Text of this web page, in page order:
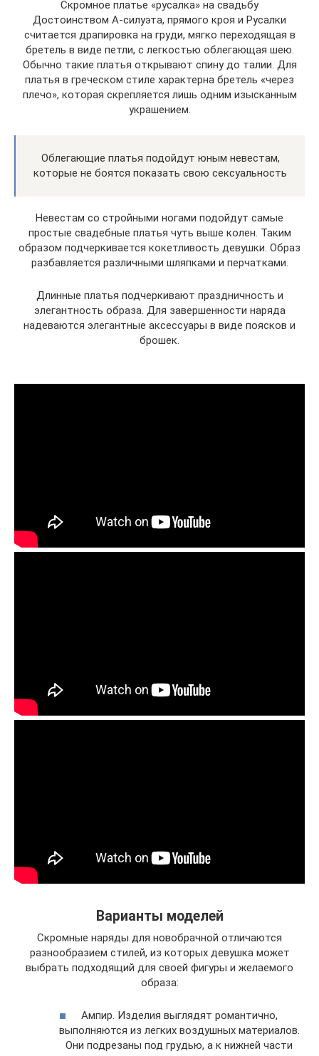
Скромное платье «русалка» на свадьбу
Достоинством А-силуэта, прямого кроя и Русалки
считается драпировка на груди, мягко переходящая в
бретель в виде петли, с легкостью облегающая шею.
Обычно такие платья открывают спину до талии. Для
платья в греческом стиле характерна бретель «через
плечо», которая скрепляется лишь одним изысканным
украшением.
Облегающие платья подойдут юным невестам,
которые не боятся показать свою сексуальность
Невестам со стройными ногами подойдут самые
простые свадебные платья чуть выше колен. Таким
образом подчеркивается кокетливость девушки. Образ
разбавляется различными шляпками и перчатками.
Длинные платья подчеркивают праздничность и
элегантность образа. Для завершенности наряда
надеваются элегантные аксессуары в виде поясков и
брошек.
Варианты моделей
Скромные наряды для новобрачной отличаются
разнообразием стилей, из которых девушка может
выбрать подходящий для своей фигуры и желаемого
образа:
Ампир. Изделия выглядят романтично,
выполняются из легких воздушных материалов.
Они подрезаны под грудью, а к нижней части